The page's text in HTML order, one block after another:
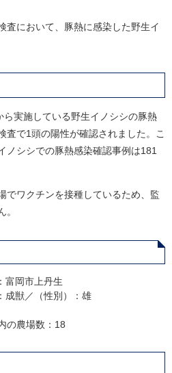
において、豚熱に感染した野生イ
実施している野生イノシシの豚熱
査で1頭の陽性が確認されました。こ
ノシシでの豚熱感染確認事例は181
ワクチンを接種しているため、監
富岡市上丹生
成獣／（性別）：雄
の農場数：18